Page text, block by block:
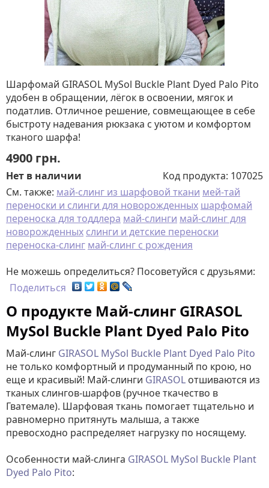
Шарфомай GIRASOL MySol Buckle Plant Dyed Palo Pito
удобен в обращении, лёгок в освоении, мягок и
податлив. Отличное решение, совмещающее в себе
быстроту надевания рюкзака с уютом и комфортом
тканого шарфа!
4900 грн.
Нет в наличии Код продукта: 107025
См. также: май-слинг из шарфовой ткани мей-тай
переноски и слинги для новорожденных шарфомай
переноска для тоддлера май-слинги май-слинг для
новорожденных слинги и детские переноски
переноска-слинг май-слинг с рождения
Не можешь определиться? Посоветуйся с друзьями:
Поделиться
О продукте Май-слинг GIRASOL
MySol Buckle Plant Dyed Palo Pito
Май-слинг GIRASOL MySol Buckle Plant Dyed Palo Pito
не только комфортный и продуманный по крою, но
еще и красивый! Май-слинги GIRASOL отшиваются из
тканых слингов-шарфов (ручное ткачество в
Гватемале). Шарфовая ткань помогает тщательно и
равномерно притянуть малыша, а также
превосходно распределяет нагрузку по носящему.
Особенности май-слинга GIRASOL MySol Buckle Plant
Dyed Palo Pito: